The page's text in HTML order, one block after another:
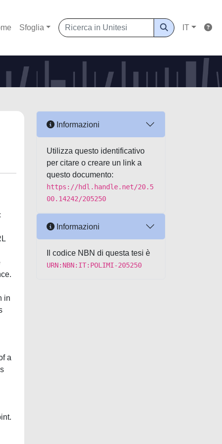
Sfoglia IT
in
a
Informazioni
Utilizza questo identificativo
per citare o creare un link a
questo documento:
https://hdl.handle.net/20.5
00.14242/205250
Informazioni
Il codice NBN di questa tesi è
URN:NBN:IT:POLIMI-205250